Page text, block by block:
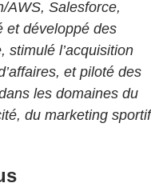
AWS, Salesforce,
et développé des
stimulé l’acquisition
et piloté des
les domaines du
du marketing sportif